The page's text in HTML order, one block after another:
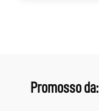
Promosso da: